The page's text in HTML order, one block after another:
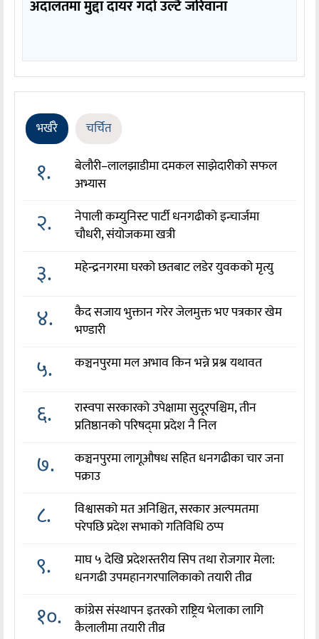
अदालतमा मुद्दा दायर गर्दा उल्टै जरिवाना
भर्खरै चर्चित
१.
बेलौरी–लालझाडीमा दमकल साझेदारीको सफल
अभ्यास
२.
नेपाली कम्युनिस्ट पार्टी धनगढीको इन्चार्जमा
चौधरी, संयोजकमा खत्री
३. महेन्द्रनगरमा घरको छतबाट लडेर युवकको मृत्यु
४.
कैद सजाय भुक्तान गरेर जेलमुक्त भए पत्रकार खेम
भण्डारी
५. कञ्चनपुरमा मल अभाव किन भन्ने प्रश्न यथावत
६.
रास्वपा सरकारको उपेक्षामा सुदूरपश्चिम, तीन
प्रतिष्ठानको परिषद्‌मा प्रदेश नै निल
७.
कञ्चनपुरमा लागूऔषध सहित धनगढीका चार जना
पक्राउ
८.
विश्वासको मत अनिश्चित, सरकार अल्पमतमा
परेपछि प्रदेश सभाको गतिविधि ठप्प
९.
माघ ५ देखि प्रदेशस्तरीय सिप तथा रोजगार मेला:
धनगढी उपमहानगरपालिकाको तयारी तीव्र
१०.
कांग्रेस संस्थापन इतरको राष्ट्रिय भेलाका लागि
कैलालीमा तयारी तीव्र